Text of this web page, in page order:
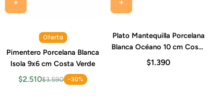
Oferta
Pimentero Porcelana Blanca
Isola 9x6 cm Costa Verde
$2.510$3.590 -30%
Plato Mantequilla Porcelana
Blanca Océano 10 cm Costa
Verde
$1.390